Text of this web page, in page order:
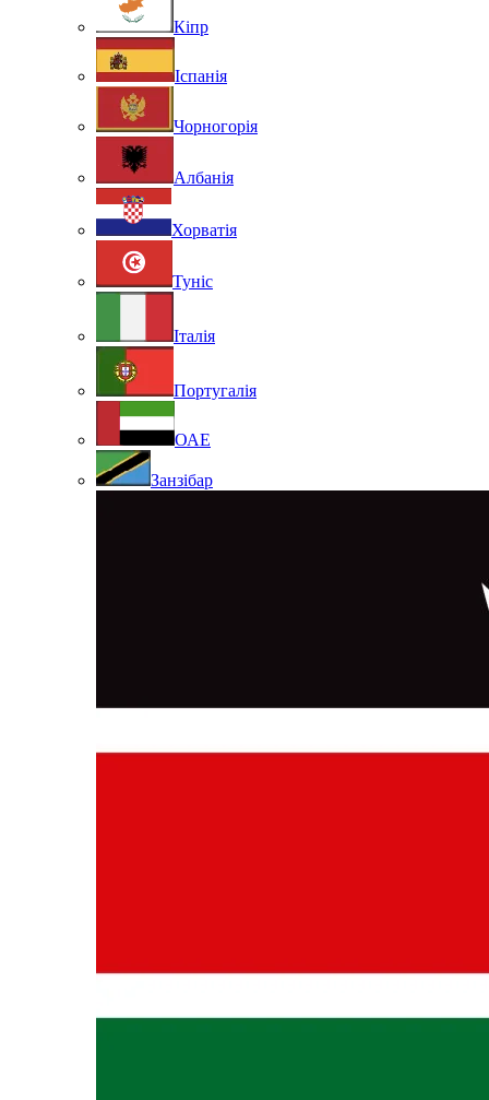
Кіпр
Іспанія
Чорногорія
Албанія
Хорватія
Туніс
Італія
Португалія
ОАЕ
Занзібар